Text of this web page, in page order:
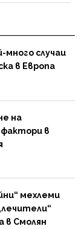
много случаи
в Европа
на
фактори в
мехлеми
в Смолян